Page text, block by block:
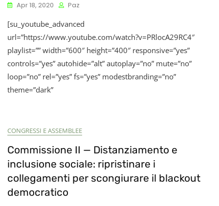
Apr 18, 2020 Paz
[su_youtube_advanced
url=”https://www.youtube.com/watch?v=PRlocA29RC4″
playlist=”” width=”600″ height=”400″ responsive=”yes”
controls=”yes” autohide=”alt” autoplay=”no” mute=”no”
loop=”no” rel=”yes” fs=”yes” modestbranding=”no”
theme=”dark”
CONGRESSI E ASSEMBLEE
Commissione II — Distanziamento e
inclusione sociale: ripristinare i
collegamenti per scongiurare il blackout
democratico